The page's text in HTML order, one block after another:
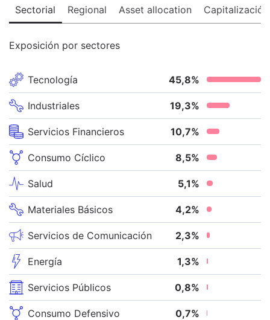
Sectorial Regional Asset allocation Capitalización
Exposición por sectores
Tecnología 45,8%
Industriales 19,3%
Servicios Financieros 10,7%
Consumo Cíclico 8,5%
Salud 5,1%
Materiales Básicos 4,2%
Servicios de Comunicación 2,3%
Energía 1,3%
Servicios Públicos 0,8%
Consumo Defensivo 0,7%